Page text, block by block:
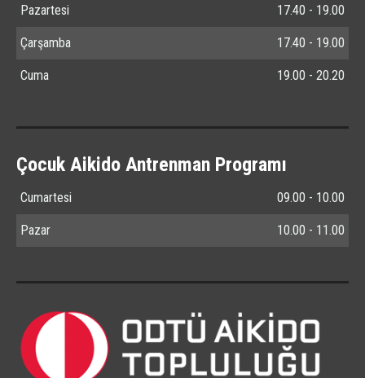
Pazartesi 17.40 - 19.00
Çarşamba 17.40 - 19.00
Cuma 19.00 - 20.20
Çocuk Aikido Antrenman Programı
Cumartesi 09.00 - 10.00
Pazar 10.00 - 11.00